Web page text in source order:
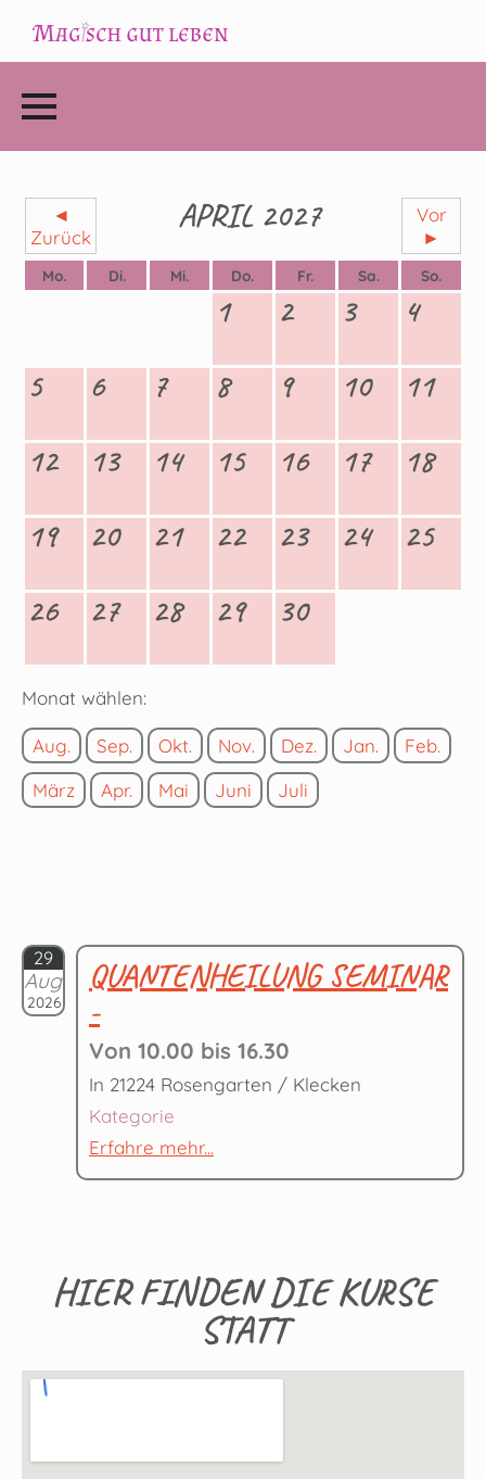
◄
Zurück
APRIL 2027
Vor
►
Mo. Di. Mi. Do. Fr. Sa. So.
1 2 3
4
5
6 7 8 9 10
11
12
13 14 15 16 17
18
19
20 21 22 23 24
25
26
27 28 29 30
Monat wählen:
Aug. Sep. Okt. Nov. Dez. Jan.
Feb.
März
Apr. Mai Juni Juli
29
Aug.
2026
QUANTENHEILUNG SEMINAR
-
Von 10.00 bis 16.30
In 21224 Rosengarten / Klecken
Kategorie
Erfahre mehr...
HIER FINDEN DIE KURSE
STATT